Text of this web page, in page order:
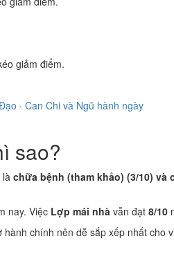
giảm điểm.
· Can Chi và Ngũ hành ngày
sao?
là chữa bệnh (tham khảo) (3/10) và
nay. Việc Lợp mái nhà vẫn đạt 8/10
hành chính nên dễ sắp xếp nhất cho